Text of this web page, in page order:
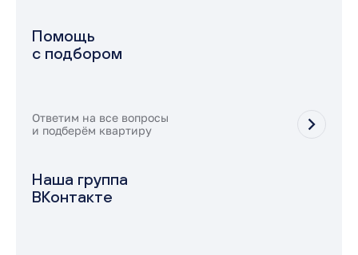
Помощь
с подбором
Ответим на все вопросы
и подберём квартиру
Наша группа
ВКонтакте